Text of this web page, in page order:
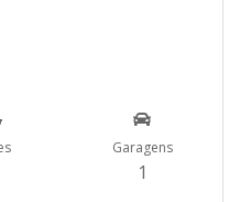
Garagens
1